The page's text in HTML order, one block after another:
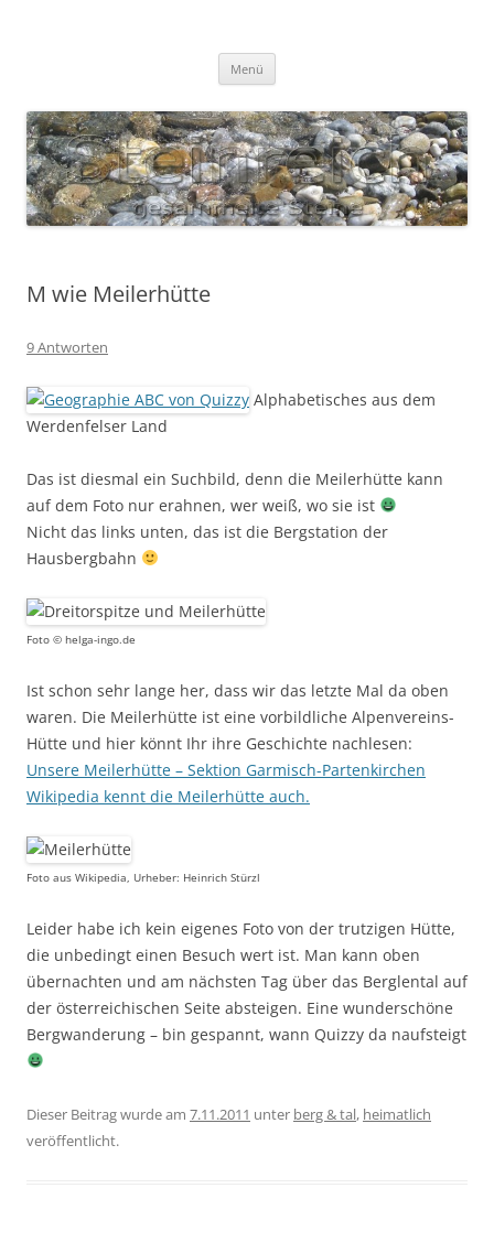
Menü
M wie Meilerhütte
9 Antworten
Alphabetisches aus dem
Werdenfelser Land
Das ist diesmal ein Suchbild, denn die Meilerhütte kann
auf dem Foto nur erahnen, wer weiß, wo sie ist
Nicht das links unten, das ist die Bergstation der
Hausbergbahn
Foto © helga-ingo.de
Ist schon sehr lange her, dass wir das letzte Mal da oben
waren. Die Meilerhütte ist eine vorbildliche Alpenvereins-
Hütte und hier könnt Ihr ihre Geschichte nachlesen:
Unsere Meilerhütte – Sektion Garmisch-Partenkirchen
Wikipedia kennt die Meilerhütte auch.
Foto aus Wikipedia, Urheber: Heinrich Stürzl
Leider habe ich kein eigenes Foto von der trutzigen Hütte,
die unbedingt einen Besuch wert ist. Man kann oben
übernachten und am nächsten Tag über das Berglental auf
der österreichischen Seite absteigen. Eine wunderschöne
Bergwanderung – bin gespannt, wann Quizzy da naufsteigt
Dieser Beitrag wurde am 7.11.2011 unter berg & tal, heimatlich
veröffentlicht.